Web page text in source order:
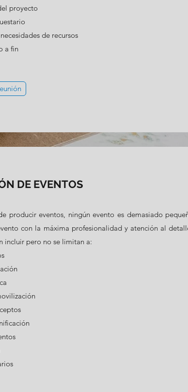
proyecto
de recursos
a fin
DE EVENTOS
producir eventos, ningún evento es demasiado
con la máxima profesionalidad y atención al
incluir pero no se limitan a: